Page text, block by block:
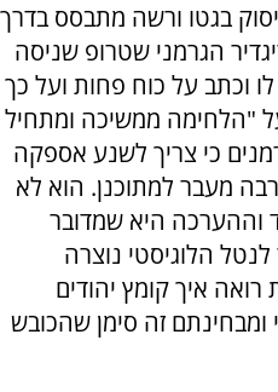
בגטו ורשה מתבסס בדרך
הגרמני שטרופ שניסה
וכתב על כוח פחות ועל כך
"הלחימה ממשיכה ומתחיל
כי צריך לשנע אספקה
מעבר למתוכנן. הוא לא
וההערכה היא שמדובר
הלוגיסטי נוצרה
איך קומץ יהודים
זה סימן שהכובש